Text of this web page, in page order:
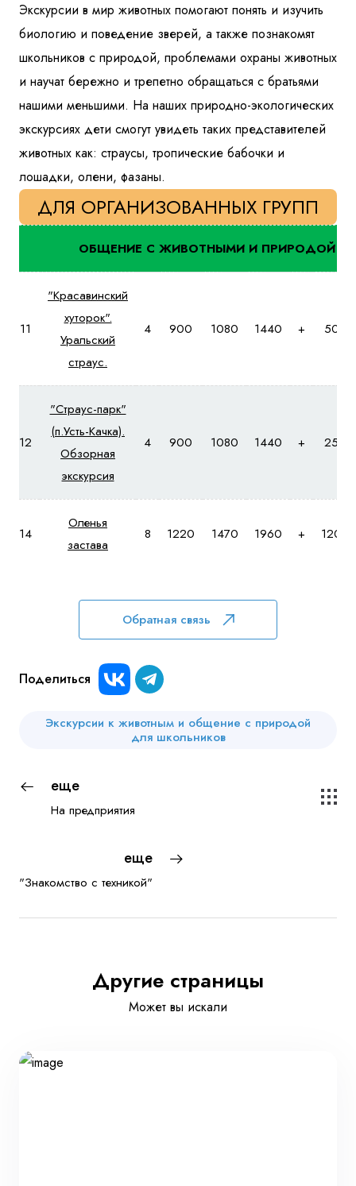
Экскурсии в мир животных помогают понять и изучить
биологию и поведение зверей, а также познакомят
школьников с природой, проблемами охраны животных
и научат бережно и трепетно обращаться с братьями
нашими меньшими. На наших природно-экологических
экскурсиях дети смогут увидеть таких представителей
животных как: страусы, тропические бабочки и
лошадки, олени, фазаны.
ДЛЯ ОРГАНИЗОВАННЫХ ГРУПП
ОБЩЕНИЕ С ЖИВОТНЫМИ И ПРИРОДОЙ
11
"Красавинский
хуторок".
Уральский
страус.
4 900 1080 1440 + 500
12
"Страус-парк"
(п.Усть-Качка).
Обзорная
экскурсия
4 900 1080 1440 + 250
14
Оленья
застава
8 1220 1470 1960 + 1200
Обратная связь
Поделиться
Экскурсии к животным и общение с природой
для школьников
еще
На предприятия
еще
"Знакомство с техникой"
Другие страницы
Может вы искали